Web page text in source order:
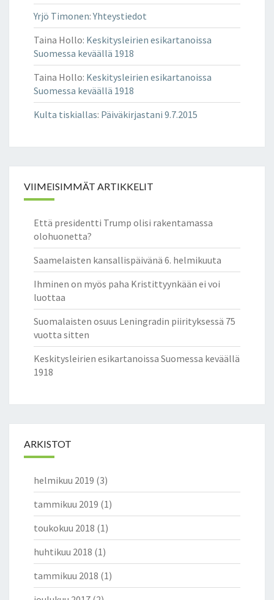
Yrjö Timonen:Yhteystiedot
Taina Hollo: Keskitysleirien esikartanoissa
Suomessa keväällä 1918
Taina Hollo: Keskitysleirien esikartanoissa
Suomessa keväällä 1918
Kulta tiskiallas: Päiväkirjastani 9.7.2015
VIIMEISIMMÄT ARTIKKELIT
Että presidentti Trump olisi rakentamassa
olohuonetta?
Saamelaisten kansallispäivänä 6. helmikuuta
Ihminen on myös paha Kristittyynkään ei voi
luottaa
Suomalaisten osuus Leningradin piirityksessä 75
vuotta sitten
Keskitysleirien esikartanoissa Suomessa keväällä
1918
ARKISTOT
helmikuu 2019 (3)
tammikuu 2019 (1)
toukokuu 2018 (1)
huhtikuu 2018 (1)
tammikuu 2018 (1)